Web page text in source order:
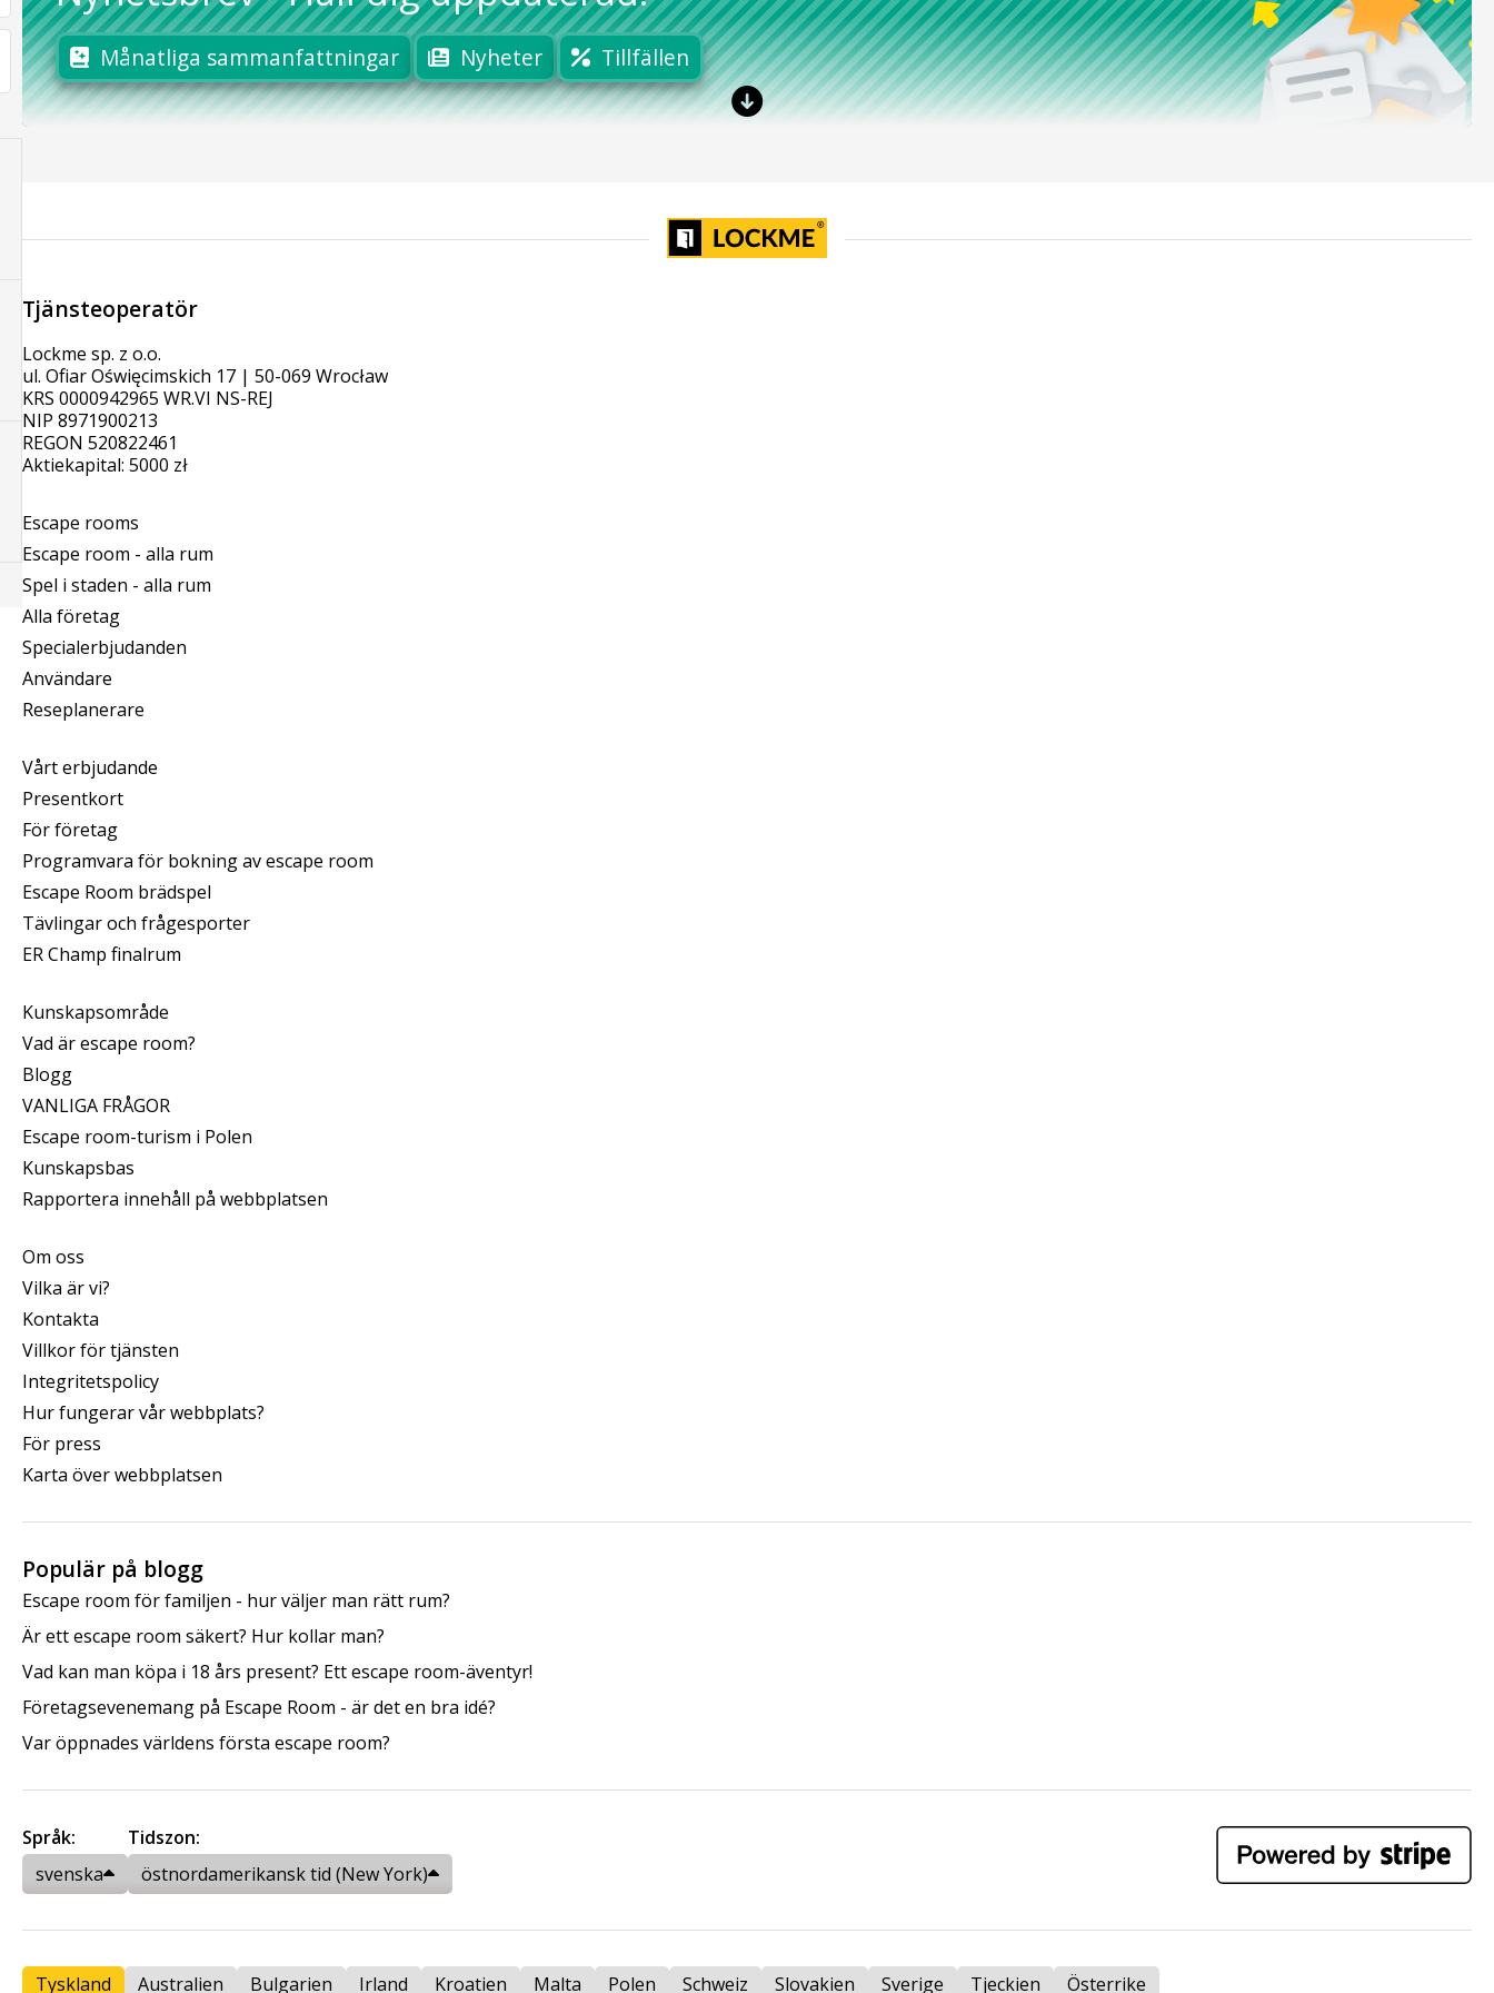
Månatliga sammanfattningar Nyheter Tillfällen
Tjänsteoperatör
Lockme sp. z o.o.
ul. Ofiar Oświęcimskich 17 | 50-069 Wrocław
KRS 0000942965 WR.VI NS-REJ
NIP 8971900213
REGON 520822461
Aktiekapital: 5000 zł
Escape rooms
Escape room - alla rum
Spel i staden - alla rum
Alla företag
Specialerbjudanden
Användare
Reseplanerare
Vårt erbjudande
Presentkort
För företag
Programvara för bokning av escape room
Escape Room brädspel
Tävlingar och frågesporter
ER Champ finalrum
Kunskapsområde
Vad är escape room?
Blogg
VANLIGA FRÅGOR
Escape room-turism i Polen
Kunskapsbas
Rapportera innehåll på webbplatsen
Om oss
Vilka är vi?
Kontakta
Villkor för tjänsten
Integritetspolicy
Hur fungerar vår webbplats?
För press
Karta över webbplatsen
Populär på blogg
Escape room för familjen - hur väljer man rätt rum?
Är ett escape room säkert? Hur kollar man?
Vad kan man köpa i 18 års present? Ett escape room-äventyr!
Företagsevenemang på Escape Room - är det en bra idé?
Var öppnades världens första escape room?
Språk:
svenska
Tidszon:
östnordamerikansk tid (New York)
Tyskland Australien Bulgarien Irland Kroatien Malta Polen Schweiz Slovakien Sverige Tjeckien Österrike